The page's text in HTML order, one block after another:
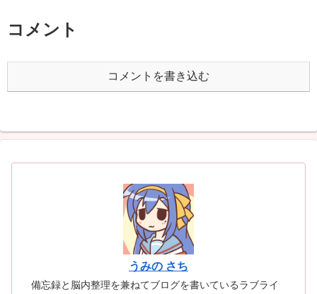
コメント
コメントを書き込む
うみの さち
備忘録と脳内整理を兼ねてブログを書いているラブライ